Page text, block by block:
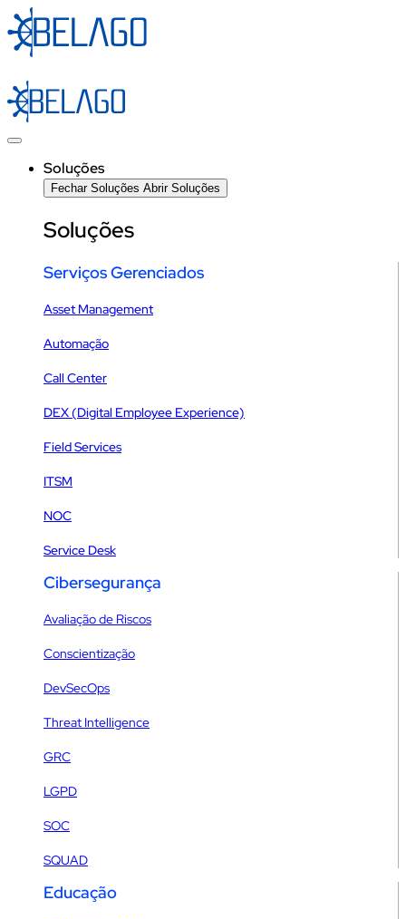
Ir
para
Soluções
Fechar Soluções Abrir Soluções
Soluções
Serviços Gerenciados
Asset Management
Automação
Call Center
DEX (Digital Employee Experience)
Field Services
ITSM
NOC
Service Desk
Cibersegurança
Avaliação de Riscos
Conscientização
DevSecOps
Threat Intelligence
GRC
LGPD
SOC
SQUAD
Educação